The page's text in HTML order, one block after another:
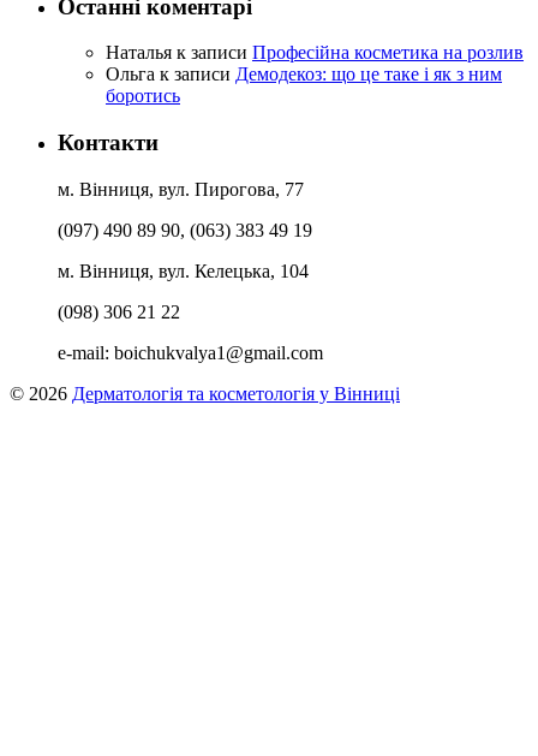
Останні коментарі
Наталья к записи Професійна косметика на розлив
Ольга к записи Демодекоз: що це таке і як з ним
боротись
Контакти
м. Вінниця, вул. Пирогова, 77
(097) 490 89 90, (063) 383 49 19
м. Вінниця, вул. Келецька, 104
(098) 306 21 22
e-mail: boichukvalya1@gmail.com
© 2026 Дерматологія та косметологія у Вінниці